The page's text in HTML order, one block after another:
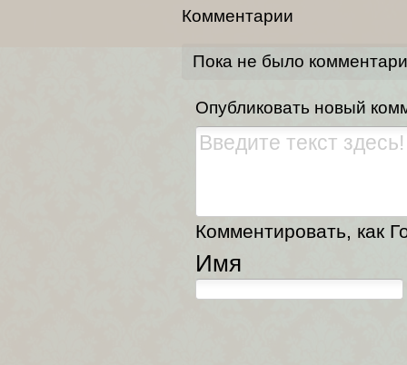
Комментарии
Пока не было
Опубликовать новый
Комментировать, как
Имя